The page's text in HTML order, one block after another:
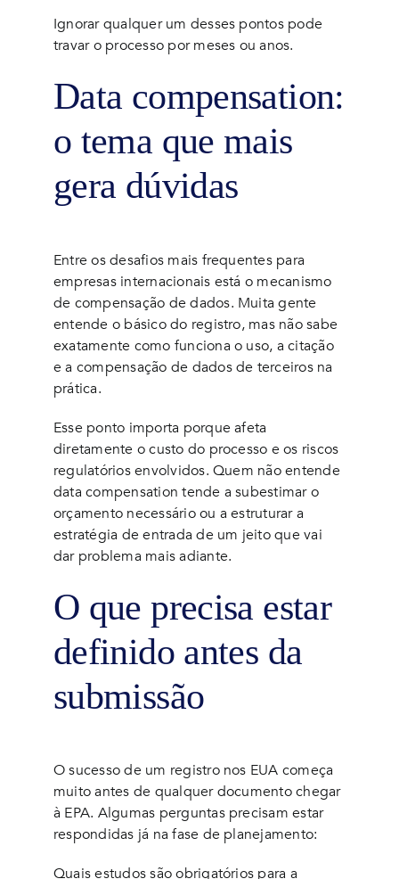
Ignorar qualquer um desses pontos pode
travar o processo por meses ou anos.
Data compensation:
o tema que mais
gera dúvidas
Entre os desafios mais frequentes para
empresas internacionais está o mecanismo
de compensação de dados. Muita gente
entende o básico do registro, mas não sabe
exatamente como funciona o uso, a citação
e a compensação de dados de terceiros na
prática.
Esse ponto importa porque afeta
diretamente o custo do processo e os riscos
regulatórios envolvidos. Quem não entende
data compensation tende a subestimar o
orçamento necessário ou a estruturar a
estratégia de entrada de um jeito que vai
dar problema mais adiante.
O que precisa estar
definido antes da
submissão
O sucesso de um registro nos EUA começa
muito antes de qualquer documento chegar
à EPA. Algumas perguntas precisam estar
respondidas já na fase de planejamento:
Quais estudos são obrigatórios para a